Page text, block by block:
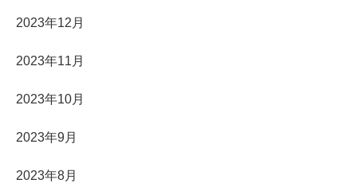
2023年12月
2023年11月
2023年10月
2023年9月
2023年8月